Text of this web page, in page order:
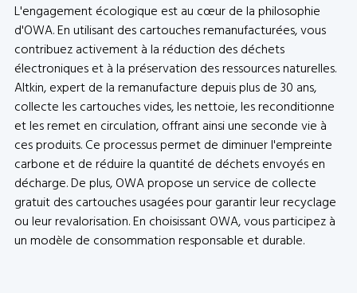
L'engagement écologique est au cœur de la philosophie
d'OWA. En utilisant des cartouches remanufacturées, vous
contribuez activement à la réduction des déchets
électroniques et à la préservation des ressources naturelles.
Altkin, expert de la remanufacture depuis plus de 30 ans,
collecte les cartouches vides, les nettoie, les reconditionne
et les remet en circulation, offrant ainsi une seconde vie à
ces produits. Ce processus permet de diminuer l'empreinte
carbone et de réduire la quantité de déchets envoyés en
décharge. De plus, OWA propose un service de collecte
gratuit des cartouches usagées pour garantir leur recyclage
ou leur revalorisation. En choisissant OWA, vous participez à
un modèle de consommation responsable et durable.